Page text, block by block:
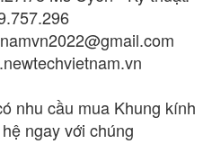
nhu cầu mua Khung kính
ngay với chúng